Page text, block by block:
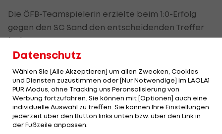
Die ÖFB-Teamspielerin erzielte beim 1:0-Erfolg
gegen den SC Sand den entscheidenden Treffer
(47.). Neben Feiersinger spielte auch Verena
Aschauer bei Frankfurt durch, für Sand waren
Nina Burger, Nadine Prohaska (gesamte Spielzeit)
und Viktoria Pinther (ab 70.) im Einsatz.
Bayern München (mit Manuela Zinsberger und
Carina Wenninger) verbesserte sich dank eines 2:1
über TSG Hoffenheim (mit Nicole Billa) auf Rang
Datenschutz
Wählen Sie [Alle Akzeptieren] um allen Zwecken, Cookies
und Diensten zuzustimmen oder [Nur Notwendige] im LAOLA1
PUR Modus, ohne Tracking uns Peronsalisierung von
Werbung fortzufahren. Sie können mit [Optionen] auch eine
individuelle Auswahl zu treffen. Sie können Ihre Einstellungen
jederzeit über den Button links unten bzw. über den Link in
der Fußzeile anpassen.